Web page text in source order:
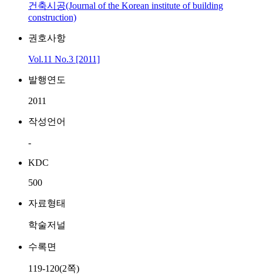
건축시공(Journal of the Korean institute of building
construction)
권호사항
Vol.11 No.3 [2011]
발행연도
2011
작성언어
-
KDC
500
자료형태
학술저널
수록면
119-120(2쪽)